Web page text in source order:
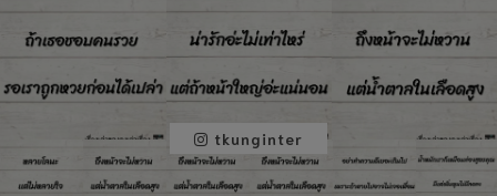
tkunginter